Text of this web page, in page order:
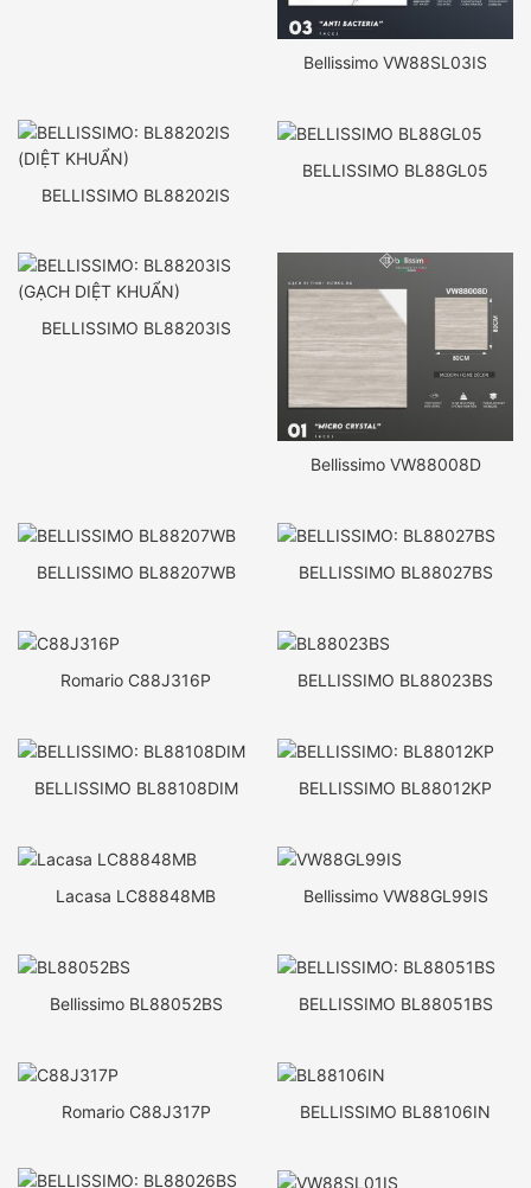
Bellissimo VW88SL03IS
BELLISSIMO BL88202IS
BELLISSIMO BL88GL05
BELLISSIMO BL88203IS
Bellissimo VW88008D
BELLISSIMO BL88207WB BELLISSIMO BL88027BS
Romario C88J316P BELLISSIMO BL88023BS
BELLISSIMO BL88108DIM BELLISSIMO BL88012KP
Lacasa LC88848MB Bellissimo VW88GL99IS
Bellissimo BL88052BS BELLISSIMO BL88051BS
Romario C88J317P BELLISSIMO BL88106IN